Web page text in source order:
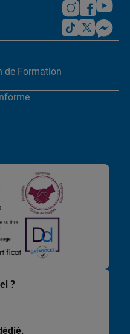
de Formation
?
nous recueillons et traitons
nous permettent de vous
via des partenaires, des
et de mesurer
également d’adapter le
de vous faciliter le